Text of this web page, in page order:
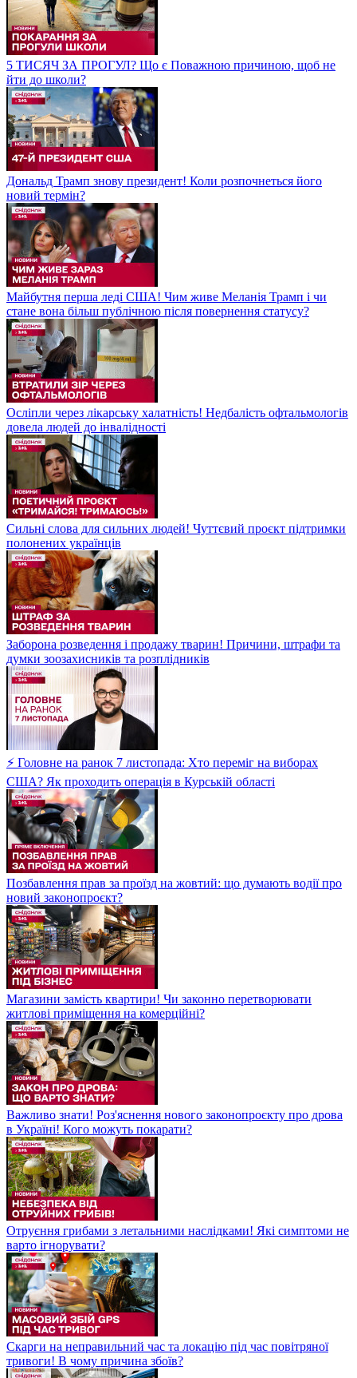
5 ТИСЯЧ ЗА ПРОГУЛ? Що є Поважною причиною, щоб не
йти до школи?
Дональд Трамп знову президент! Коли розпочнеться його
новий термін?
Майбутня перша леді США! Чим живе Меланія Трамп і чи
стане вона більш публічною після повернення статусу?
Осліпли через лікарську халатність! Недбалість офтальмологів
довела людей до інвалідності
Сильні слова для сильних людей! Чуттєвий проєкт підтримки
полонених українців
Заборона розведення і продажу тварин! Причини, штрафи та
думки зоозахисників та розплідників
⚡ Головне на ранок 7 листопада: Хто переміг на виборах
США? Як проходить операція в Курській області
Позбавлення прав за проїзд на жовтий: що думають водії про
новий законопроєкт?
Магазини замість квартири! Чи законно перетворювати
житлові приміщення на комерційні?
Важливо знати! Роз'яснення нового законопроєкту про дрова
в Україні! Кого можуть покарати?
Отруєння грибами з летальними наслідками! Які симптоми не
варто ігнорувати?
Скарги на неправильний час та локацію під час повітряної
тривоги! В чому причина збоїв?